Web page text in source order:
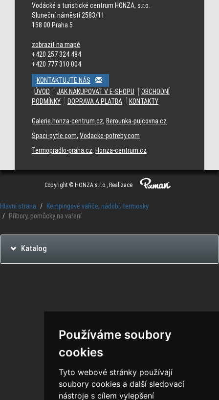
Používáme soubory
cookies
Tyto webové stránky používají
soubory cookies a další sledovací
nástroje s cílem vylepšení
Denver Broncos jerseys Detroit Lions jerseys Green Bay Packers jerseys
Houston Texans jerseysIndianapolis Colts jerseys
Vodácké a turistické centrum HONZA, s.r.o.
Sluneční náměstí 2583/11
158 00 Praha 5
zobrazit na mapě
+420 257 324 484
+420 777 310 004
KONTAKTUJTE NÁS
ÚVOD
JAK NAKUPOVAT V E-SHOPU
OBCHODNÍ
PODMÍNKY
DOPRAVA A PLATBA KONTAKTY
Galerie.honza-centrum.cz, Berounka-pujcovna.cz
Spaci-pytle.com, Vodacke-potreby.com
Termopradlo-praha.cz, Honza-centrum.cz
Copyright © HONZA s.r.o., Realizace
Hlavní strana
Kempingové vařiče, nádobí, termosky
Příbory, pomůcky na vaření
Katalog